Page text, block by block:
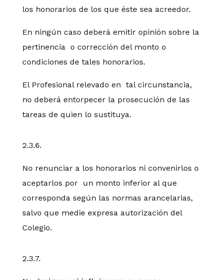
los honorarios de los que éste sea acreedor.
En ningún caso deberá emitir opinión sobre la
pertinencia o corrección del monto o
condiciones de tales honorarios.
El Profesional relevado en tal circunstancia,
no deberá entorpecer la prosecución de las
tareas de quien lo sustituya.
2.3.6.
No renunciar a los honorarios ni convenirlos o
aceptarlos por un monto inferior al que
corresponda según las normas arancelarias,
salvo que medie expresa autorización del
Colegio.
2.3.7.